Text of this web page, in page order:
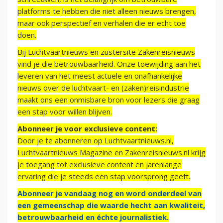
platforms te hebben die niet alleen nieuws brengen,
maar ook perspectief en verhalen die er echt toe
doen.
Bij Luchtvaartnieuws en zustersite Zakenreisnieuws
vind je die betrouwbaarheid. Onze toewijding aan het
leveren van het meest actuele en onafhankelijke
nieuws over de luchtvaart- en (zaken)reisindustrie
maakt ons een onmisbare bron voor lezers die graag
een stap voor willen blijven.
Abonneer je voor exclusieve content:
Door je te abonneren op Luchtvaartnieuws.nl,
Luchtvaartnieuws Magazine en Zakenreisnieuws.nl krijg
je toegang tot exclusieve content en jarenlange
ervaring die je steeds een stap voorsprong geeft.
Abonneer je vandaag nog en word onderdeel van
een gemeenschap die waarde hecht aan kwaliteit,
betrouwbaarheid en échte journalistiek.